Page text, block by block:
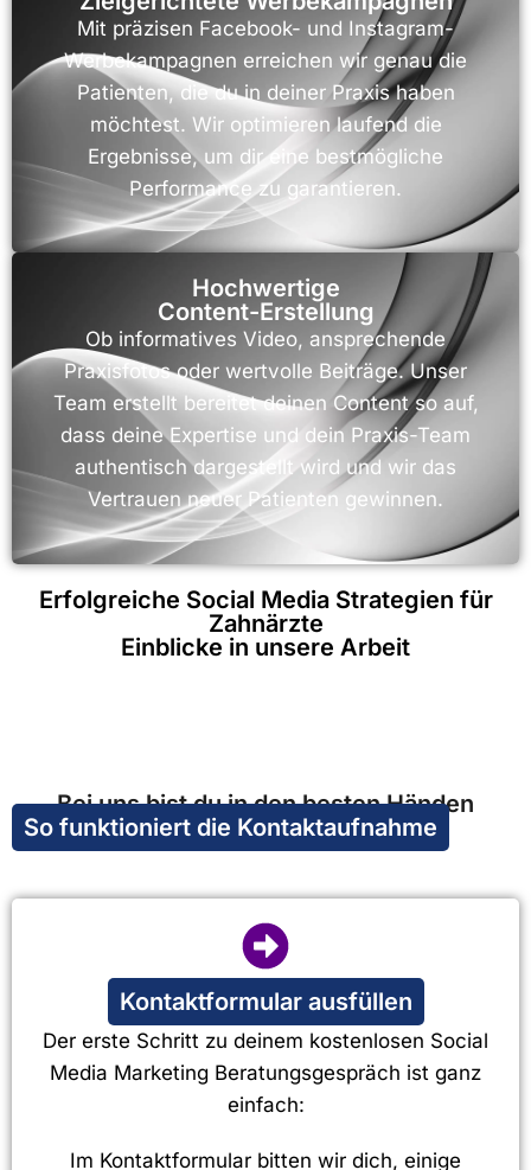
Mit präzisen Facebook- und Instagram-
Werbekampagnen erreichen wir genau die
Patienten, die du in deiner Praxis haben
möchtest. Wir optimieren laufend die
Ergebnisse, um dir eine bestmögliche
Performance zu garantieren.
Hochwertige
Content-Erstellung
Ob informatives Video, ansprechende
Praxisfotos oder wertvolle Beiträge. Unser
Team erstellt bereitet deinen Content so auf,
dass deine Expertise und dein Praxis-Team
authentisch dargestellt wird und wir das
Vertrauen neuer Patienten gewinnen.
Erfolgreiche Social Media Strategien für
Zahnärzte
Einblicke in unsere Arbeit
Bei uns bist du in den besten Händen
So funktioniert die Kontaktaufnahme
Kontaktformular ausfüllen
Der erste Schritt zu deinem kostenlosen Social
Media Marketing Beratungsgespräch ist ganz
einfach:
Im Kontaktformular bitten wir dich, einige